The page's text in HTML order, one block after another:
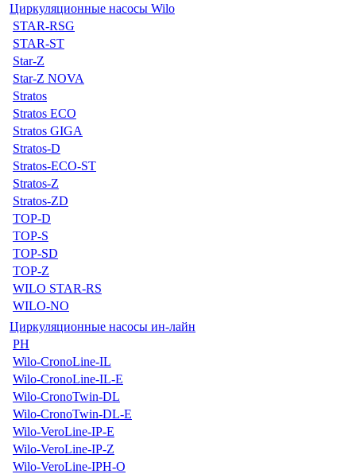
Циркуляционные насосы Wilo
STAR-RSG
STAR-ST
Star-Z
Star-Z NOVA
Stratos
Stratos ECO
Stratos GIGA
Stratos-D
Stratos-ECO-ST
Stratos-Z
Stratos-ZD
TOP-D
TOP-S
TOP-SD
TOP-Z
WILO STAR-RS
WILO-NO
Циркуляционные насосы ин-лайн
PH
Wilo-CronoLine-IL
Wilo-CronoLine-IL-E
Wilo-CronoTwin-DL
Wilo-CronoTwin-DL-E
Wilo-VeroLine-IP-E
Wilo-VeroLine-IP-Z
Wilo-VeroLine-IPH-O